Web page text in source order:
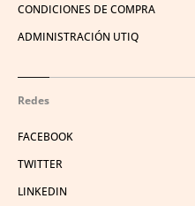
CONDICIONES DE COMPRA
ADMINISTRACIÓN UTIQ
Redes
FACEBOOK
TWITTER
LINKEDIN